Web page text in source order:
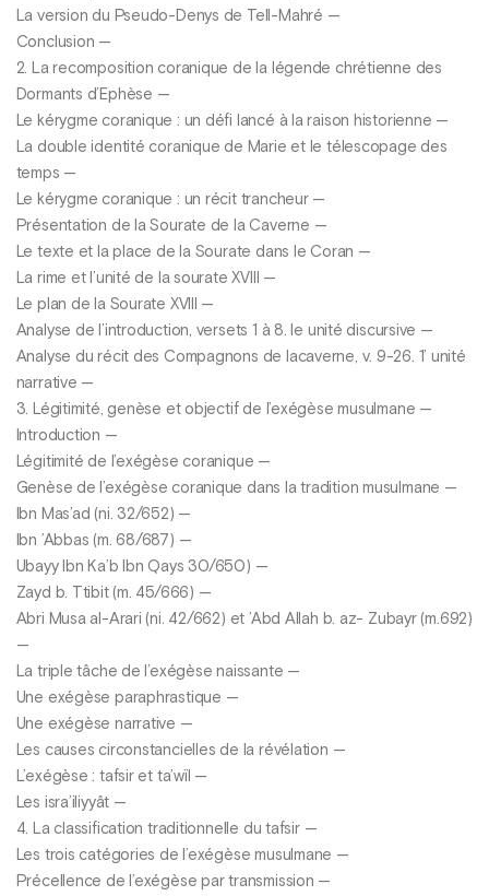
La version du Pseudo-Denys de Tell-Mahré —
Conclusion —
2. La recomposition coranique de la légende chrétienne des
Dormants d’Ephèse —
Le kérygme coranique : un défi lancé à la raison historienne —
La double identité coranique de Marie et le télescopage des
temps —
Le kérygme coranique : un récit trancheur —
Présentation de la Sourate de la Caverne —
Le texte et la place de la Sourate dans le Coran —
La rime et l’unité de la sourate XVIII —
Le plan de la Sourate XVIII —
Analyse de l’introduction, versets 1 à 8. le unité discursive —
Analyse du récit des Compagnons de lacaverne, v. 9-26. 1’ unité
narrative —
3. Légitimité, genèse et objectif de l’exégèse musulmane —
Introduction —
Légitimité de l’exégèse coranique —
Genèse de l’exégèse coranique dans la tradition musulmane —
Ibn Mas’ad (ni. 32/652) —
Ibn ’Abbas (m. 68/687) —
Ubayy Ibn Ka’b Ibn Qays 30/650) —
Zayd b. Ttibit (m. 45/666) —
Abri Musa al-Arari (ni. 42/662) et ’Abd Allah b. az- Zubayr (m.692)
—
La triple tâche de l’exégèse naissante —
Une exégèse paraphrastique —
Une exégèse narrative —
Les causes circonstancielles de la révélation —
L’exégèse : tafsir et ta’wïl —
Les isra’iliyyât —
4. La classification traditionnelle du tafsir —
Les trois catégories de l’exégèse musulmane —
Précellence de l’exégèse par transmission —